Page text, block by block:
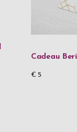
Cadeau
€ 5